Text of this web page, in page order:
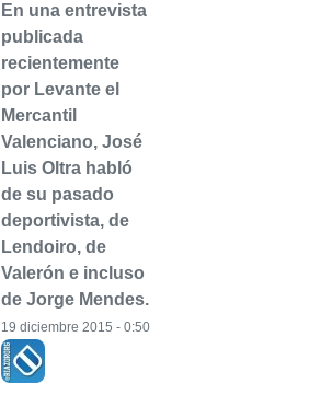
En una entrevista
publicada
recientemente
por Levante el
Mercantil
Valenciano, José
Luis Oltra habló
de su pasado
deportivista, de
Lendoiro, de
Valerón e incluso
de Jorge Mendes.
19 diciembre 2015 - 0:50